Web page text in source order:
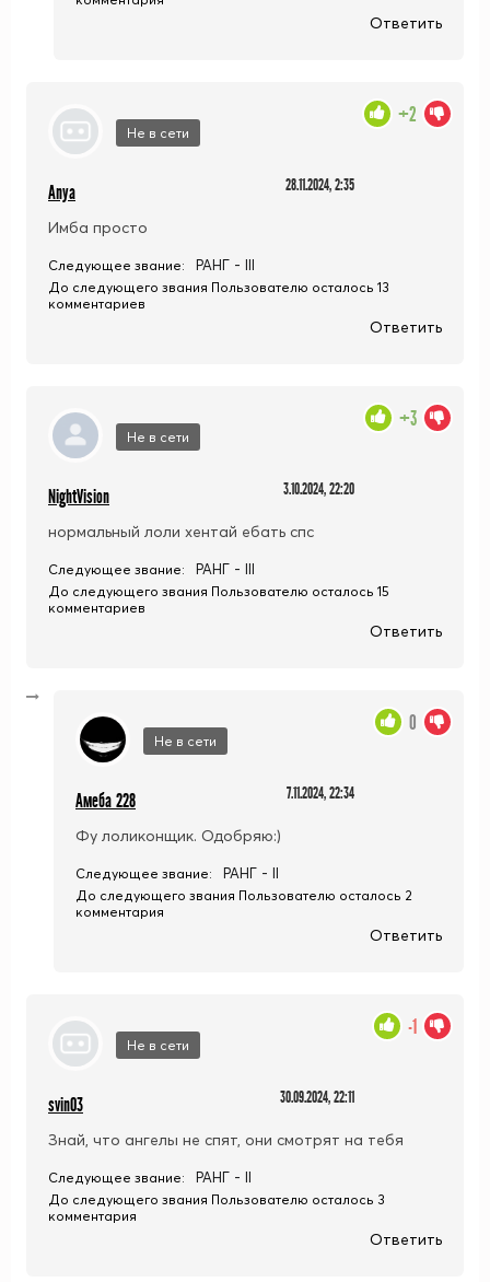
Ответить
Не в сети
Anya 28.11.2024, 2:35
Имба просто
+2
Следующее звание: РАНГ - III
До следующего звания Пользователю осталось 13
комментариев
Ответить
Не в сети
NightVision 3.10.2024, 22:20
нормальный лоли хентай ебать спс
+3
Следующее звание: РАНГ - III
До следующего звания Пользователю осталось 15
комментариев
Ответить
Не в сети
Амеба 228 7.11.2024, 22:34
Фу лоликонщик. Одобряю:)
0
Следующее звание: РАНГ - II
До следующего звания Пользователю осталось 2
комментария
Ответить
Не в сети
svin03 30.09.2024, 22:11
Знай, что ангелы не спят, они смотрят на тебя
-1
Следующее звание: РАНГ - II
До следующего звания Пользователю осталось 3
комментария
Ответить